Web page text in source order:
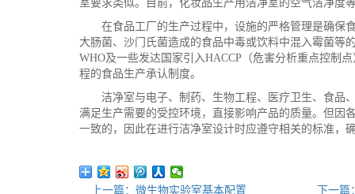
室要求类似。目前，化妆品生产用洁净室的空气洁净度
在食品工厂的生产过程中，设施的严格管理是确保
大肠菌、沙门氏菌造成的食品中毒或饮料中混入霉菌等
WHO及一些发达国家引入HACCP（危害分析重点控制
程的食品生产承认制度。
洁净室与电子、制药、生物工程、医疗卫生、食品
满足生产需要的受控环境，直接影响产品的质量。但因
一致的，因此在进行洁净室设计时应遵守相关的标准，
上一篇：微生物实验室基本配置
下一篇